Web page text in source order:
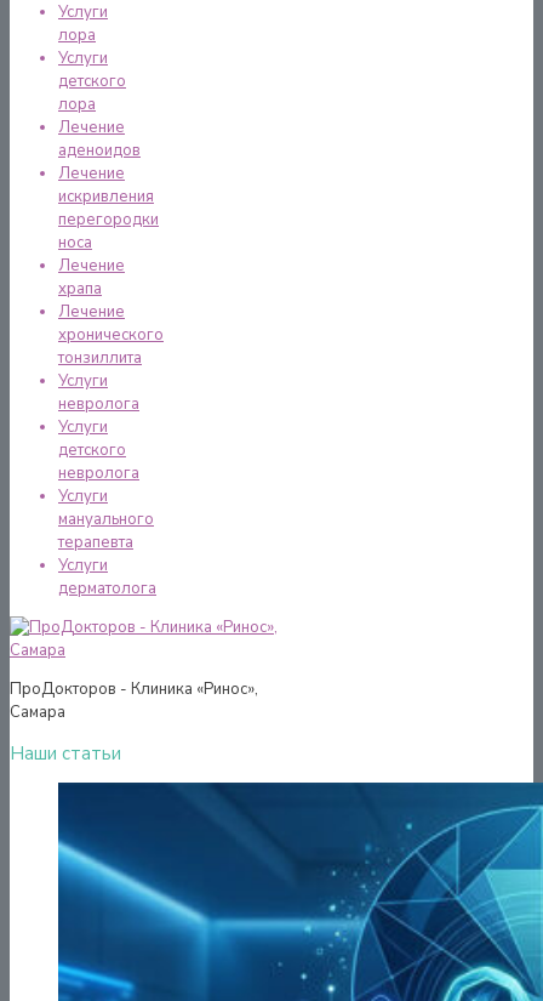
Услуги
лора
Услуги
детского
лора
Лечение
аденоидов
Лечение
искривления
перегородки
носа
Лечение
храпа
Лечение
хронического
тонзиллита
Услуги
невролога
Услуги
детского
невролога
Услуги
мануального
терапевта
Услуги
дерматолога
ПроДокторов - Клиника «Ринос»,
Самара
Наши статьи